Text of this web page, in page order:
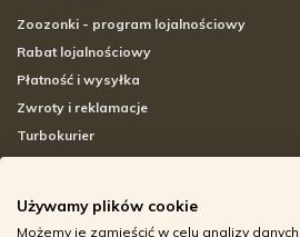
Zoozonki - program lojalnościowy
Rabat lojalnościowy
Płatność i wysyłka
Zwroty i reklamacje
Turbokurier
Adresy sklepów stacjonarnych
Używamy plików cookie
Możemy je zamieścić w celu analizy